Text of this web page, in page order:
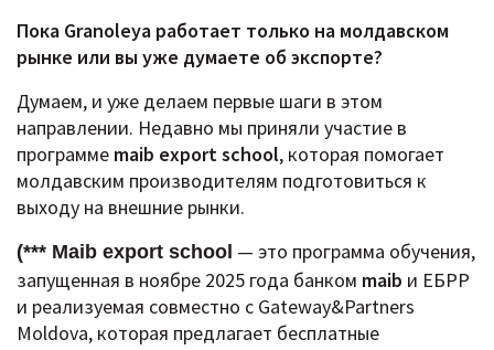
Пока Granoleya работает только на молдавском
рынке или вы уже думаете об экспорте?
Думаем, и уже делаем первые шаги в этом
направлении. Недавно мы приняли участие в
программе maib export school, которая помогает
молдавским производителям подготовиться к
выходу на внешние рынки.
(*** Maib export school — это программа обучения,
запущенная в ноябре 2025 года банком maib и ЕБРР
и реализуемая совместно с Gateway&Partners
Moldova, которая предлагает бесплатные